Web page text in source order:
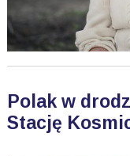
Polak w
Stację